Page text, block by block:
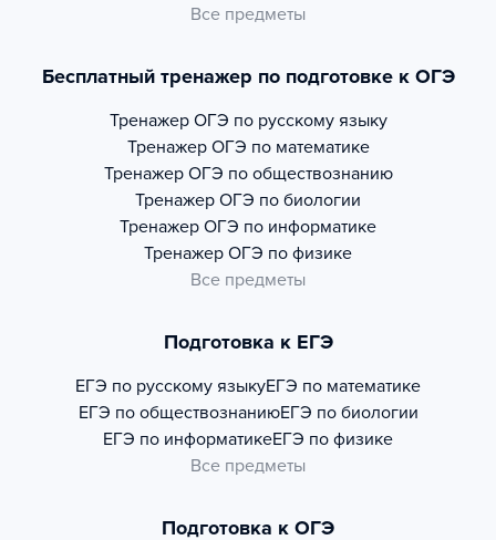
Все предметы
Бесплатный тренажер по подготовке к ОГЭ
Тренажер ОГЭ по русскому языку
Тренажер ОГЭ по математике
Тренажер ОГЭ по обществознанию
Тренажер ОГЭ по биологии
Тренажер ОГЭ по информатике
Тренажер ОГЭ по физике
Все предметы
Подготовка к ЕГЭ
ЕГЭ по русскому языкуЕГЭ по математике
ЕГЭ по обществознаниюЕГЭ по биологии
ЕГЭ по информатикеЕГЭ по физике
Все предметы
Подготовка к ОГЭ